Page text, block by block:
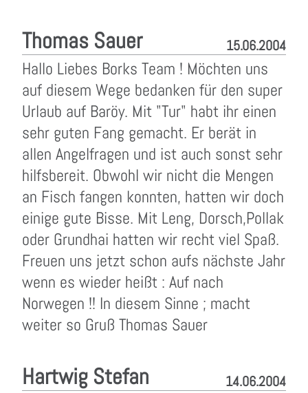
Thomas Sauer 15.06.2004
Hallo Liebes Borks Team ! Möchten uns
auf diesem Wege bedanken für den super
Urlaub auf Baröy. Mit "Tur" habt ihr einen
sehr guten Fang gemacht. Er berät in
allen Angelfragen und ist auch sonst sehr
hilfsbereit. Obwohl wir nicht die Mengen
an Fisch fangen konnten, hatten wir doch
einige gute Bisse. Mit Leng, Dorsch,Pollak
oder Grundhai hatten wir recht viel Spaß.
Freuen uns jetzt schon aufs nächste Jahr
wenn es wieder heißt : Auf nach
Norwegen !! In diesem Sinne ; macht
weiter so Gruß Thomas Sauer
Hartwig Stefan 14.06.2004